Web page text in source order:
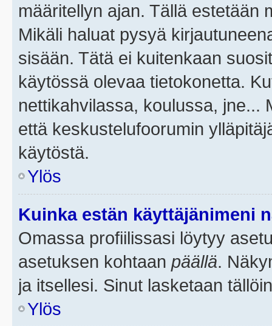
määritellyn ajan. Tällä estetään
Mikäli haluat pysyä
sisään. Tätä ei kuitenkaan
käytössä olevaa tietokonetta.
nettikahvilassa, koulussa, jne...
että keskustelufoorumin
käytöstä.
Ylös
Kuinka estän käyttäjänimeni
Omassa profiilissasi löytyy
asetuksen kohtaan päällä.
ja itsellesi. Sinut lasketaan
Ylös